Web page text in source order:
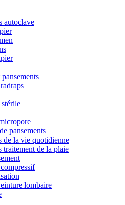
autoclave
pansements
de la vie quotidienne
traitement de la plaie
lombaire